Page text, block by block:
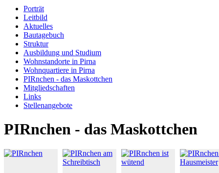
Porträt
Leitbild
Aktuelles
Bautagebuch
Struktur
Ausbildung und Studium
Wohnstandorte in Pirna
Wohnquartiere in Pirna
PIRnchen - das Maskottchen
Mitgliedschaften
Links
Stellenangebote
PIRnchen - das Maskottchen